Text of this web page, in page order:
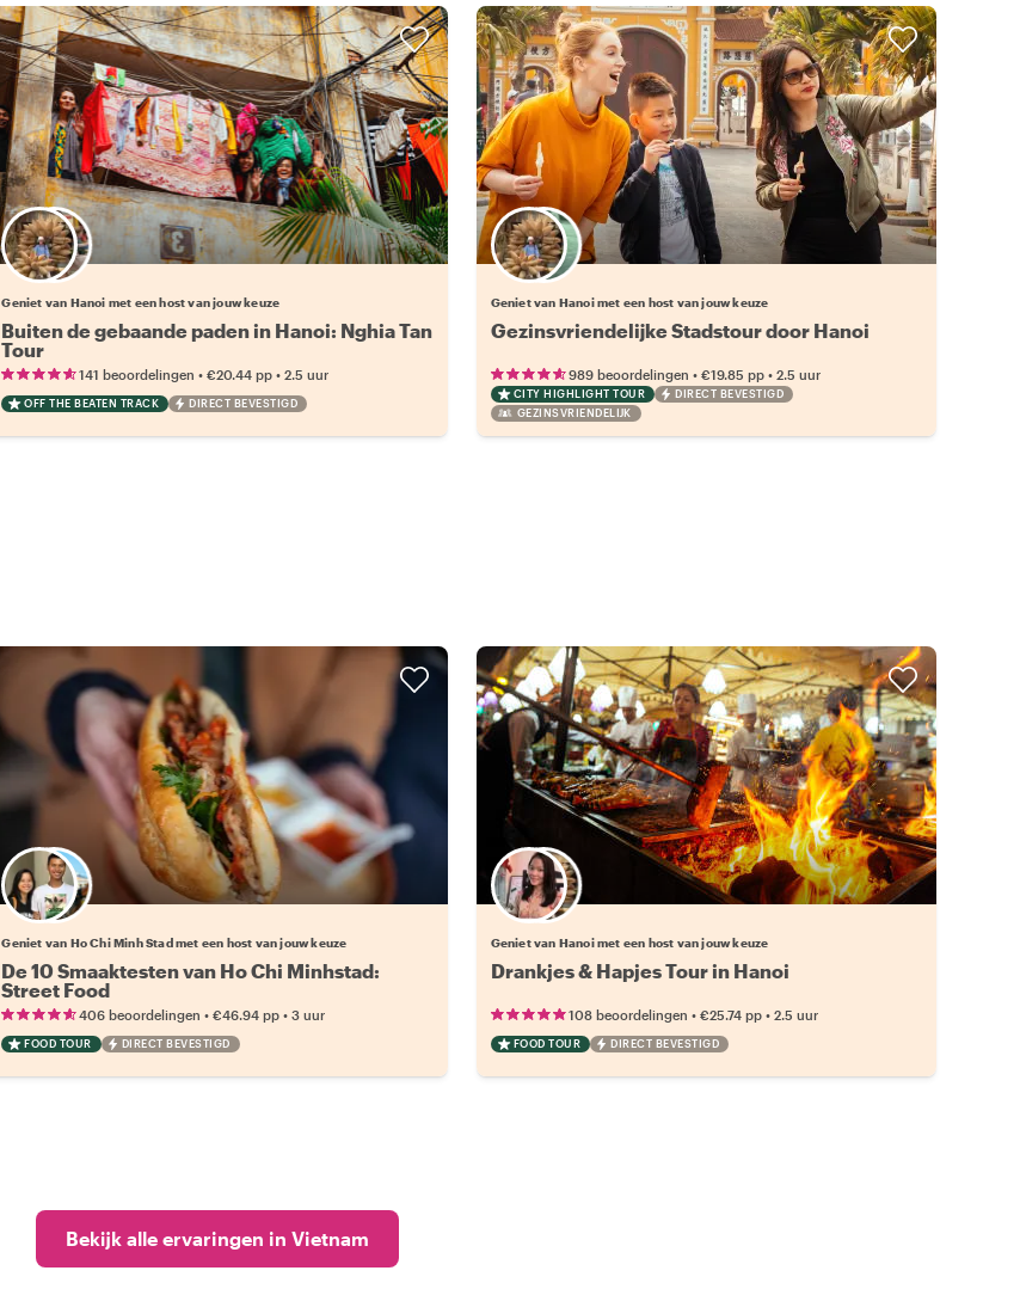
Kies jouw favoriete local
Geniet van Hanoi met een host van jouw keuze
Buiten de gebaande paden in Hanoi: Nghia Tan
Tour
141 beoordelingen •€20.44 pp •2.5 uur
OFF THE BEATEN TRACK DIRECT BEVESTIGD
Kies jouw favoriete local
Geniet van Hanoi met een host van jouw keuze
Gezinsvriendelijke Stadstour door Hanoi
989 beoordelingen • €19.85 pp• 2.5 uur
CITY HIGHLIGHT TOUR
DIRECT BEVESTIGD
GEZINSVRIENDELIJK
Kies jouw favoriete local
Geniet van Ho Chi Minh Stad met een host van jouw keuze
De 10 Smaaktesten van Ho Chi Minhstad:
Street Food
406 beoordelingen •€46.94 pp •3 uur
FOOD TOUR DIRECT BEVESTIGD
Kies jouw favoriete local
Geniet van Hanoi met een host van jouw keuze
Drankjes & Hapjes Tour in Hanoi
108 beoordelingen • €25.74 pp• 2.5 uur
FOOD TOUR DIRECT BEVESTIGD
Bekijk alle ervaringen in Vietnam